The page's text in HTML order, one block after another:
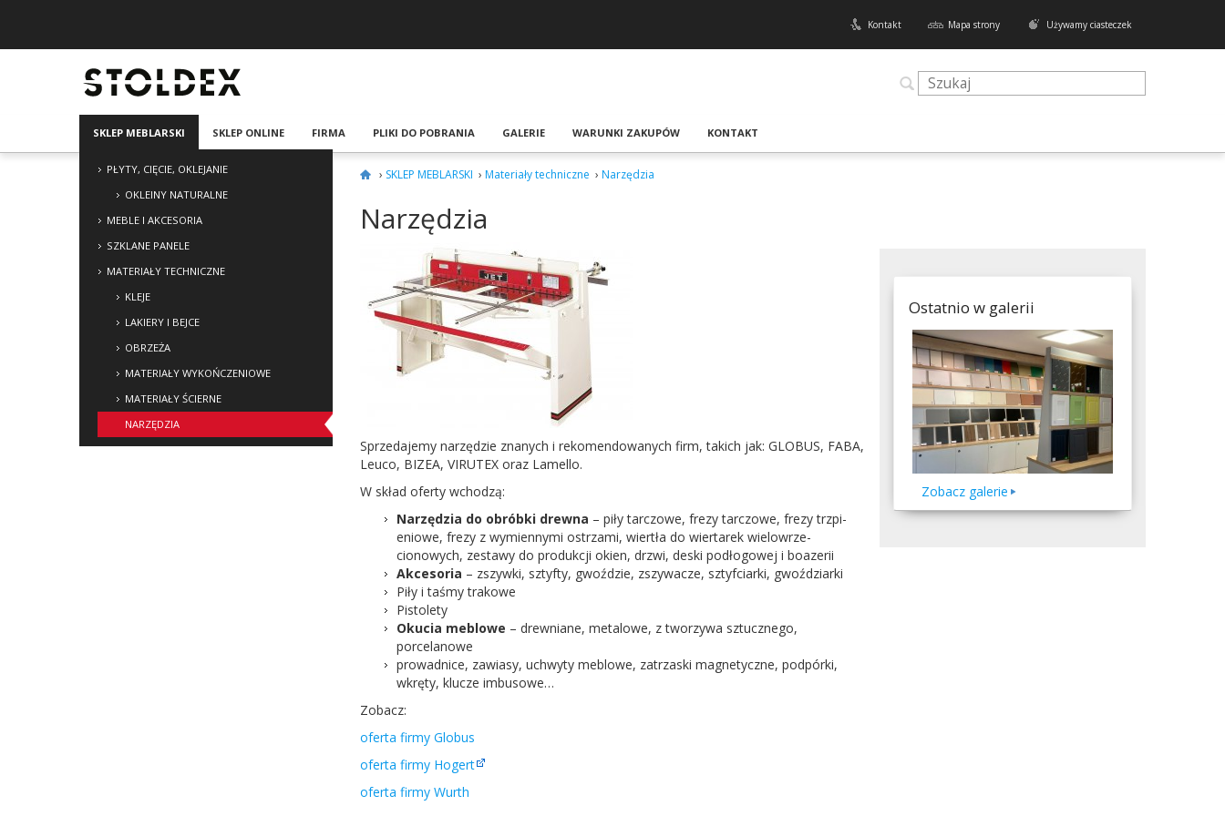
Używamy ciasteczek
Mapa strony
Kontakt
SKLEP MEBLARSKI SKLEP ONLINE FIRMA PLIKI DO POBRANIA GALERIE WARUNKI ZAKUPÓW KONTAKT
› SKLEP MEBLARSKI › Materiały techniczne › Narzędzia
PŁYTY, CIĘCIE, OKLEJANIE
OKLEINY NATURALNE
MEBLE I AKCESORIA
SZKLANE PANELE
MATERIAŁY TECHNICZNE
KLEJE
LAKIERY I BEJCE
OBRZEŻA
MATERIAŁY WYKOŃCZENIOWE
MATERIAŁY ŚCIERNE
NARZĘDZIA
Narzędzia
Sprzeda­jemy narzędzie znanych i rekomen­dowanych firm, takich jak: GLOBUS, FABA,
Leuco, BIZEA, VIRU­TEXoraz Lamello.
W skład oferty wchodzą:
Narzędzia do obróbki drewna – piły tar­c­zowe, frezy tar­c­zowe, frezy trzpi­
eniowe, frezy z wymi­en­nymi ostrzami, wiertła do wiertarek wielowrze­
cionowych, zestawy do pro­dukcji okien, drzwi, deski podło­gowej i boazerii
Akce­so­ria – zszy­wki, sztyfty, gwoździe, zszywacze, sztyf­cia­rki, gwoździarki
Piły i taśmy trakowe
Pis­to­lety
Oku­cia meblowe – drew­ni­ane, met­alowe, z tworzywa sztucznego,
porcelanowe
prowad­nice, zaw­iasy, uch­wyty meblowe, zatrza­ski mag­ne­ty­czne, pod­pórki,
wkręty, klucze imbusowe…
Zobacz:
oferta firmy Globus
oferta firmy Hogert
oferta firmy Wurth
Ostatnio w galerii
Zobacz galerie